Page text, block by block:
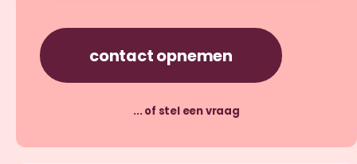
contact opnemen
... of stel een vraag